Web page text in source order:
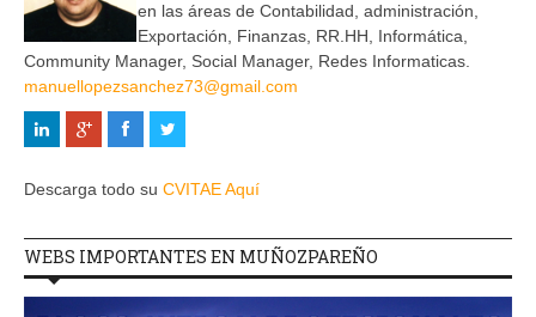
en las áreas de Contabilidad, administración,
Exportación, Finanzas, RR.HH, Informática,
Community Manager, Social Manager, Redes Informaticas.
manuellopezsanchez73@gmail.com
Descarga todo su CVITAE Aquí
WEBS IMPORTANTES EN MUÑOZPAREÑO